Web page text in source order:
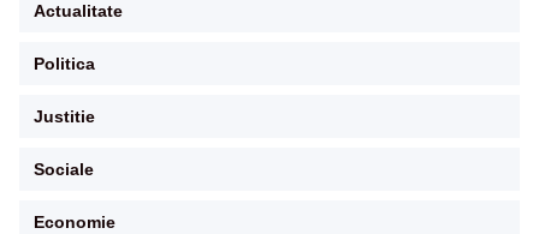
Actualitate
Politica
Justitie
Sociale
Economie